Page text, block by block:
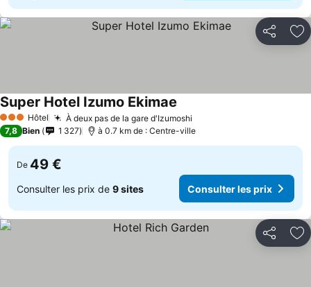
Partager
3 ÉtoilesHôtel À deux pas de la gare d'Izumoshi
Super Hotel Izumo Ekimae
7,8 Bien 1 327 à 0.7 km de : Centre-ville
De 49 €
Consulter les prix de 9 sites Consulter les prix
Partager